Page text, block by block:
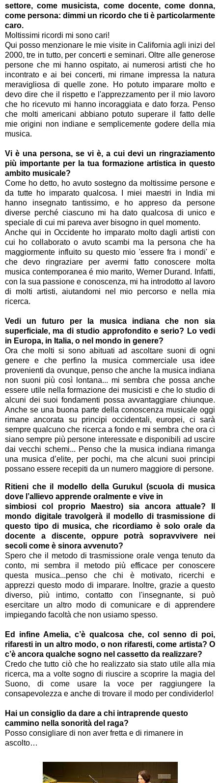
settore, come musicista, come docente, come donna,
come persona: dimmi un ricordo che ti è particolarmente
caro.
Moltissimi ricordi mi sono cari!
Qui posso menzionare le mie visite in California agli inizi del
2000, tre in tutto, per concerti e seminari. Oltre alle generose
persone che mi hanno ospitato, ai numerosi artisti che ho
incontrato e ai bei concerti, mi rimane impressa la natura
meravigliosa di quelle zone. Ho potuto imparare molto e
devo dire che il rispetto e l'apprezzamento per il mio lavoro
che ho ricevuto mi hanno incoraggiata e dato forza. Penso
che molti americani abbiano potuto superare il fatto delle
mie origini non indiane e semplicemente godere della mia
musica.
Vi è una persona, se vi è, a cui devi un ringraziamento
più importante per la tua formazione artistica in questo
ambito musicale?
Come ho detto, ho avuto sostegno da moltissime persone e
da tutte ho imparato qualcosa. I miei maestri in India mi
hanno insegnato tantissimo, e ho appreso da persone
diverse perché ciascuno mi ha dato qualcosa di unico e
speciale di cui mi pareva aver bisogno in quel momento.
Anche qui in Occidente ho imparato molto dagli artisti con
cui ho collaborato o avuto scambi ma la persona che ha
maggiormente influito su questo mio 'essere fra i mondi' e
che devo ringraziare per avermi fatto conoscere molta
musica contemporanea é mio marito, Werner Durand. Infatti,
con la sua passione e conoscenza, mi ha introdotto al lavoro
di molti artisti, aiutandomi nel mio percorso e nella mia
ricerca.
Vedi un futuro per la musica indiana che non sia
superficiale, ma di studio approfondito e serio? Lo vedi
in Europa, in Italia, o nel mondo in genere?
Ora che molti si sono abituati ad ascoltare suoni di ogni
genere e che perfino la musica commerciale usa idee
provenienti da ovunque, penso che anche la musica indiana
non suoni più così lontana... mi sembra che possa anche
essere utile nella formazione dei musicisti e che lo studio di
alcuni dei suoi fondamenti possa avvantaggiare chiunque.
Anche se una buona parte della conoscenza musicale oggi
rimane ancorata su principi occidentali, europei, ci sarà
sempre qualcuno che ricerca a fondo e mi sembra che ora ci
siano sempre più persone interessate e disponibili ad uscire
dai vecchi schemi... Penso che la musica indiana rimanga
una musica d’elite, per pochi, ma che alcuni suoi principi
possano essere recepiti da un numero maggiore di persone.
Ritieni che il modello della Gurukul (scuola di musica
dove l’allievo apprende oralmente e vive in
simbiosi col proprio Maestro) sia ancora attuale? Il
mondo digitale travolgerà il modello di trasmissione di
questo tipo di musica, che ricordiamo è solo orale da
docente a discente, oppure potrà sopravvivere nei
secoli come è sinora avvenuto?
Spero che il metodo di trasmissione orale venga tenuto da
conto, mi sembra il metodo più efficace per conoscere
questa musica...penso che chi è motivato, ricerchi e
apprezzi questo modo di imparare. Inoltre, grazie a questo
diverso, più intimo, contatto con l'insegnante, si può
esercitare un altro modo di comunicare e di apprendere
impiegando facoltà che non usiamo spesso.
Ed infine Amelia, c’è qualcosa che, col senno di poi,
rifaresti in un altro modo, o non rifaresti, come artista? O
c’è ancora qualche sogno nel cassetto da realizzare?
Credo che tutto ciò che ho realizzato sia stato utile alla mia
ricerca, ma a volte sogno di riuscire a scoprire la magia del
Suono, di come usare la voce per raggiungere la
consapevolezza e anche di trovare il modo per condividerlo!
Hai un consiglio da dare a chi intraprende questo
cammino nella sonorità del raga?
Posso consigliare di non aver fretta e di rimanere in
ascolto…